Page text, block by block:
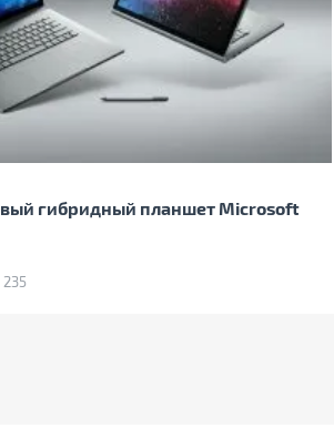
гибридный планшет Microsoft
235